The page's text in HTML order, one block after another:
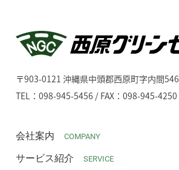
〒903-0121 沖縄県中頭郡西原町字内間546
TEL：098-945-5456 / FAX：098-945-4250
会社案内 COMPANY
サービス紹介 SERVICE